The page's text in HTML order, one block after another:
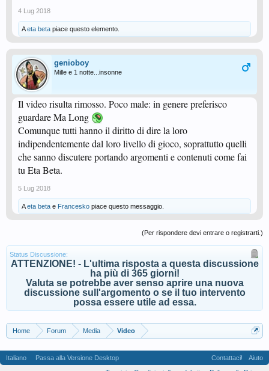
4 Lug 2018
Aeta beta piace questo elemento.
genioboy
Mille e 1 notte...insonne
Il video risulta rimosso. Poco male: in genere preferisco
guardare Ma Long
Comunque tutti hanno il diritto di dire la loro
indipendentemente dal loro livello di gioco, soprattutto quelli
che sanno discutere portando argomenti e contenuti come fai
tu Eta Beta.
5 Lug 2018
Aeta beta e Francesko piace questo messaggio.
(Per rispondere devi entrare o registrarti.)
Status Discussione:
ATTENZIONE! - L'ultima risposta a questa discussione
ha più di 365 giorni!
Valuta se potrebbe aver senso aprire una nuova
discussione sull'argomento o se il tuo intervento
possa essere utile ad essa.
Home Forum Media Video
Italiano Passa alla Versione Desktop Contattaci!
Aiuto